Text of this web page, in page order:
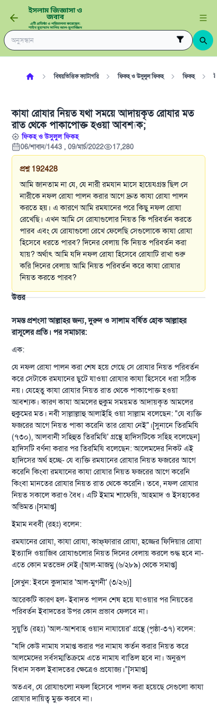
বিষয়ভিত্তিক ক্যাটাগরি ফিকহ ও উসুলুল ফিকহ ফিকহ
কাযা রোযার নিয়ত যথা সময়ে আদায়কৃত রোযার মত
রাত থেকে পাকাপোক্ত হওয়া আবশ্যক;
ফিকহ ও উসুলুল ফিকহ
06/শাবান/1443 , 09/মার্চ/2022
17,280
প্রশ্ন 192428
আমি জানতাম না যে, যে নারী রমযান মাসে হায়েযগ্রস্ত ছিল সে
নারীকে নফল রোযা পালন করার আগে দ্রুত কাযা রোযা পালন
করতে হয়। এ কারণে আমি রমযানের পরে কিছু নফল রোযা
রেখেছি। এখন আমি সে রোযাগুলোর নিয়ত কি পরিবর্তন করতে
পারব এবং যে রোযাগুলো রেখে ফেলেছি সেগুলোকে কাযা রোযা
হিসেবে ধরতে পারব? দিনের বেলায় কি নিয়ত পরিবর্তন করা
যায়? অর্থাৎ আমি যদি নফল রোযা হিসেবে রোযাটি রাখা শুরু
করি দিনের বেলায় আমি নিয়ত পরিবর্তন করে কাযা রোযার
নিয়ত করতে পারব?
উত্তর
সমস্ত প্রশংসা আল্লাহর জন্য, দুরুদ ও সালাম বর্ষিত হোক আল্লাহর
রাসূলের প্রতি। পর সমাচার:
এক:
যে নফল রোযা পালন করা শেষ হয়ে গেছে সে রোযার নিয়ত পরিবর্তন
করে সেটাকে রমযানের ছুটে যাওয়া রোযার কাযা হিসেবে ধরা সঠিক
নয়। যেহেতু কাযা রোযার নিয়ত রাত থেকে পাকাপোক্ত হওয়া
আবশ্যক। কারণ কাযা আমলের হুকুম সময়মত আদায়কৃত আমলের
হুকুমের মত। নবী সাল্লাল্লাহু আলাইহি ওয়া সাল্লাম বলেছেন: "যে ব্যক্তি
ফজরের আগে নিয়ত পাকা করেনি তার রোযা নেই"।[সুনানে তিরমিযি
(৭৩০), আলবানী সহিহুত তিরমিযি' গ্রন্থে হাদিসটিকে সহিহ বলেছেন]
হাদিসটি বর্ণনা করার পর তিরমিযি বলেছেন: আলেমদের নিকট এই
হাদিসের অর্থ হচ্ছে- যে ব্যক্তি রমযানের রোযার নিয়ত ফজরের আগে
করেনি কিংবা রমযানের কাযা রোযার নিয়ত ফজরের আগে করেনি
কিংবা মানতের রোযার নিয়ত রাত থেকে করেনি। তবে, নফল রোযার
নিয়ত সকালে করাও বৈধ। এটি ইমাম শাফেয়ি, আহমাদ ও ইসহাকের
অভিমত।[সমাপ্ত]
ইমাম নববী (রহঃ) বলেন:
রমযানের রোযা, কাযা রোযা, কাফ্‌ফারার রোযা, হজ্জের ফিদিয়ার রোযা
ইত্যাদি ওয়াজিব রোযাগুলোর নিয়ত দিনের বেলায় করলে শুদ্ধ হবে না-
এতে কোন মতভেদ নেই।[আল-মাজমু (৬/২৮৯) থেকে সমাপ্ত]
[দেখুন: ইবনে কুদামার 'আল-মুগনী' (৩/২৬)]
আরেকটি কারণ হল- ইবাদত পালন শেষ হয়ে যাওয়ার পর নিয়তের
পরিবর্তন ইবাদতের উপর কোন প্রভাব ফেলবে না।
সুয়ুতি (রহঃ) 'আল-আশবাহ ওয়ান নাযায়ের' গ্রন্থে (পৃষ্ঠা-৩৭) বলেন:
"যদি কেউ নামায সমাপ্ত করার পর নামায কর্তন করার নিয়ত করে
আলমেদের সর্বসম্মতিক্রমে এতে নামায বাতিল হবে না। অনুরূপ
বিধান সকল ইবাদতের ক্ষেত্রেও প্রযোজ্য।"[সমাপ্ত]
অতএব, যে রোযাগুলো নফল হিসেবে পালন করা হয়েছে সেগুলো কাযা
রোযার দায়িত্ব মুক্ত করবে না।
উত্তর নম্বর ১১০৮৪৫ একটি বিবাহ রক্ষা
করেছিল।
উম্মাহকে উত্তর দিতে আমাদেরকে সহযোগিতা করুন